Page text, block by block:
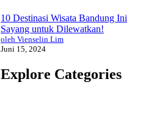
10 Destinasi Wisata Bandung Ini
Sayang untuk Dilewatkan!
oleh Vienselin Lim
Juni 15, 2024
Explore Categories